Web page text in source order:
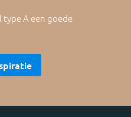
A een goede